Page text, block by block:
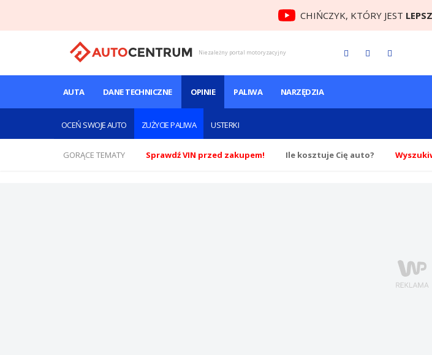
CHIŃCZYK, KTÓRY JEST
Niezależny portal motoryzacyjny
AUTA DANE TECHNICZNE OPINIE
OCEŃ SWOJE AUTO ZUŻYCIE PALIWA USTERKI
PALIWA NARZĘDZIA
GORĄCE TEMATY Sprawdź VIN przed zakupem! Ile kosztuje Cię auto?